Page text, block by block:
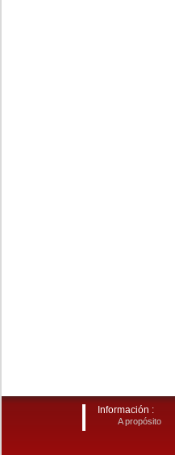
Información :
A propósito